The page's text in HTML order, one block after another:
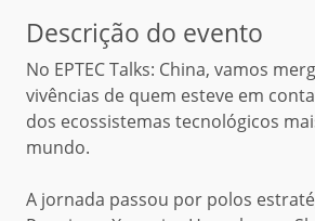
Descrição do evento
No EPTEC Talks: China, vamos
vivências de quem esteve em
dos ecossistemas tecnológicos
mundo.
A jornada passou por polos